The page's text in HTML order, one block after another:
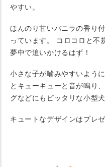
やすい。
ほんのり甘いバニラの香り
っています。 コロコロと不
夢中で追いかけるはず！
小さな子が噛みやすいよう
とキューキューと音が鳴り
グなどにもピッタリな小型
キュートなデザインはプレ